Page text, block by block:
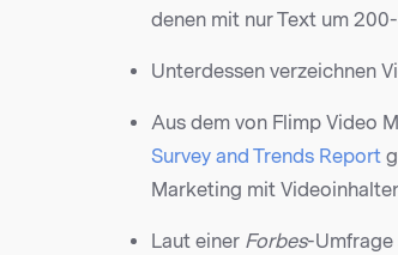
denen mit nur Text um
Unterdessen verzeichnen
Aus dem von Flimp Video
Survey and Trends Report
Marketing mit
Laut einer Forbes-Umfrage